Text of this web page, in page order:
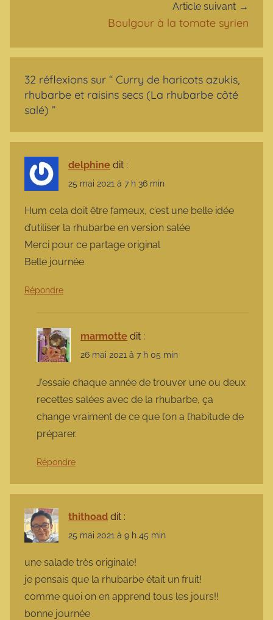
Article suivant
Boulgour à la tomate syrien
32 réflexions sur “ Curry de haricots azukis,
rhubarbe et raisins secs (La rhubarbe côté
salé) ”
delphine dit :
25 mai 2021 à 7 h 36 min
Hum cela doit être fameux, c’est une belle idée
d’utiliser la rhubarbe en version salée
Merci pour ce partage original
Belle journée
Répondre
marmotte dit :
26 mai 2021 à 7 h 05 min
J’essaie chaque année de trouver une ou deux
recettes salées avec de la rhubarbe, ça
change vraiment de ce que l’on a l’habitude de
préparer.
Répondre
thithoad dit :
25 mai 2021 à 9 h 45 min
une salade très originale!
je pensais que la rhubarbe était un fruit!
comme quoi on en apprend tous les jours!!
bonne journée